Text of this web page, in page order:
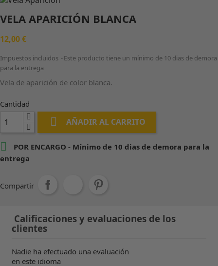
VELA APARICIÓN BLANCA
12,00 €
Impuestos incluidos
Este producto tiene un mínimo de 10 dias de demora
para la entrega
Vela de aparición de color blanca.
Cantidad
 AÑADIR AL CARRITO

POR ENCARGO - Mínimo de 10 dias de demora para la
entrega
Compartir
Calificaciones y evaluaciones de los
clientes
Nadie ha efectuado una evaluación
en este idioma